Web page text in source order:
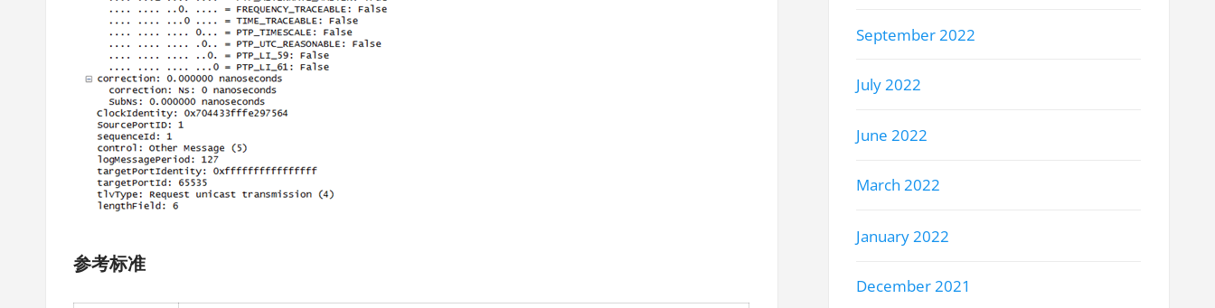
参考标准
September 2022
July 2022
June 2022
March 2022
January 2022
December 2021